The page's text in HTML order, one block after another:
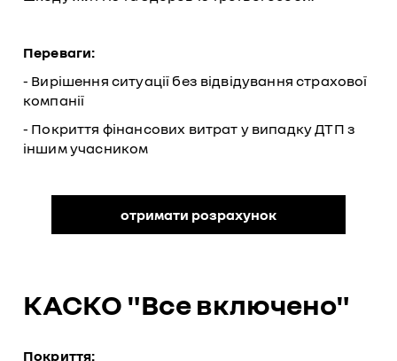
Переваги:
- Вирішення ситуації без відвідування страхової
компанії
- Покриття фінансових витрат у випадку ДТП з
іншим учасником
отримати розрахунок
КАСКО "Вcе включено"
Покриття: